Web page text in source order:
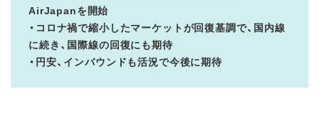
AirJapanを開始
・コロナ禍で縮小したマーケットが回復基調で、国内線
に続き、国際線の回復にも期待
・円安、インバウンドも活況で今後に期待